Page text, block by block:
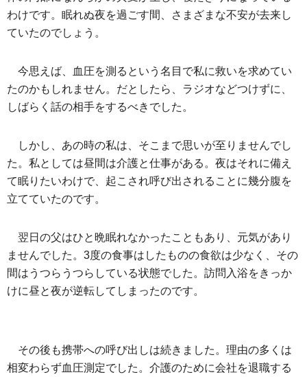
わけです。眠れぬ夜を過ごす間、さまざまな不安が去来し
ていたのでしょう。
今思えば、血圧を測るという名目で私に救いを求めてい
たのかもしれません。だとしたら、ラジオなどつけずに、
しばらく話の相手をするべきでした。
しかし、あの時の私は、そこまで思いが至りませんでし
た。私としては昼間は介護と仕事がある。夜はそれに備え
て眠りたいわけで、起こされ呼び出されることに幾分腹を
立てていたのです。
翌日の父はひと晩眠れなかったこともあり、元気があり
ませんでした。3度の食事はしたものの食欲は少なく、その
間はうつらうつらしている状態でした。訪問入浴をきっか
けに昼と夜が逆転してしまったのです。
その後も携帯への呼び出しは続きました。理由の多くは
相変わらず血圧測定でした。介護のために会社を退職する